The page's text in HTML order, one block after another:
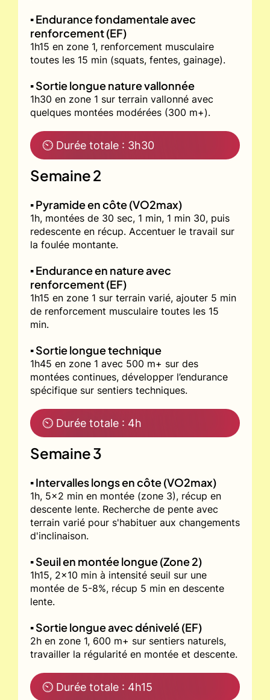
▪️ Endurance fondamentale avec
renforcement (EF)
1h15 en zone 1, renforcement musculaire
toutes les 15 min (squats, fentes, gainage).
▪️ Sortie longue nature vallonnée
1h30 en zone 1 sur terrain vallonné avec
quelques montées modérées (300 m+).
⏲ Durée totale : 3h30
Semaine 2
▪️ Pyramide en côte (VO2max)
1h, montées de 30 sec, 1 min, 1 min 30, puis
redescente en récup. Accentuer le travail sur
la foulée montante.
▪️ Endurance en nature avec
renforcement (EF)
1h15 en zone 1 sur terrain varié, ajouter 5 min
de renforcement musculaire toutes les 15
min.
▪️ Sortie longue technique
1h45 en zone 1 avec 500 m+ sur des
montées continues, développer l’endurance
spécifique sur sentiers techniques.
⏲ Durée totale : 4h
Semaine 3
▪️ Intervalles longs en côte (VO2max)
1h, 5x2 min en montée (zone 3), récup en
descente lente. Recherche de pente avec
terrain varié pour s'habituer aux changements
d'inclinaison.
▪️ Seuil en montée longue (Zone 2)
1h15, 2x10 min à intensité seuil sur une
montée de 5-8%, récup 5 min en descente
lente.
▪️ Sortie longue avec dénivelé (EF)
2h en zone 1, 600 m+ sur sentiers naturels,
travailler la régularité en montée et descente.
⏲ Durée totale : 4h15